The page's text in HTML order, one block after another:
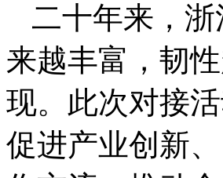
二十年来，
来越丰富，韧
现。此次对接
促进产业创新